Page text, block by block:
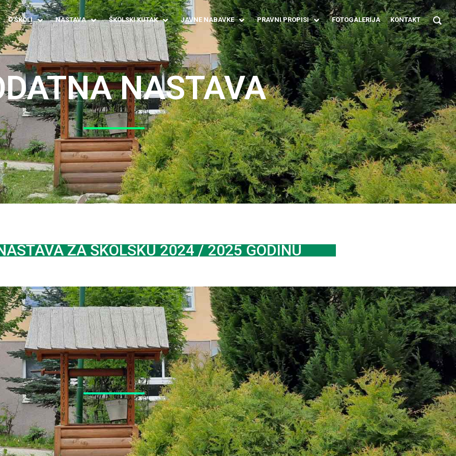
O ŠKOLI NASTAVA ŠKOLSKI KUTAK JAVNE NABAVKE PRAVNI PROPISI FOTOGALERIJA KONTAKT
NASTAVA
ZA ŠKOLSKU 2024 / 2025 GODINU